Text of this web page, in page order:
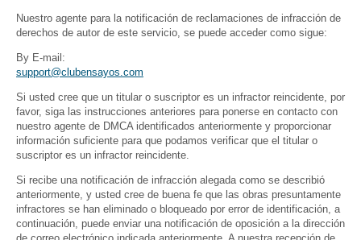
Nuestro agente para la notificación de reclamaciones de infracción de
derechos de autor de este servicio, se puede acceder como sigue:
By E-mail:
support@clubensayos.com
Si usted cree que un titular o suscriptor es un infractor reincidente, por
favor, siga las instrucciones anteriores para ponerse en contacto con
nuestro agente de DMCA identificados anteriormente y proporcionar
información suficiente para que podamos verificar que el titular o
suscriptor es un infractor reincidente.
Si recibe una notificación de infracción alegada como se describió
anteriormente, y usted cree de buena fe que las obras presuntamente
infractores se han eliminado o bloqueado por error de identificación, a
continuación, puede enviar una notificación de oposición a la dirección